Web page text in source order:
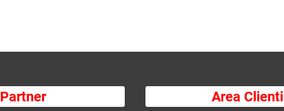
Partner Area Clienti